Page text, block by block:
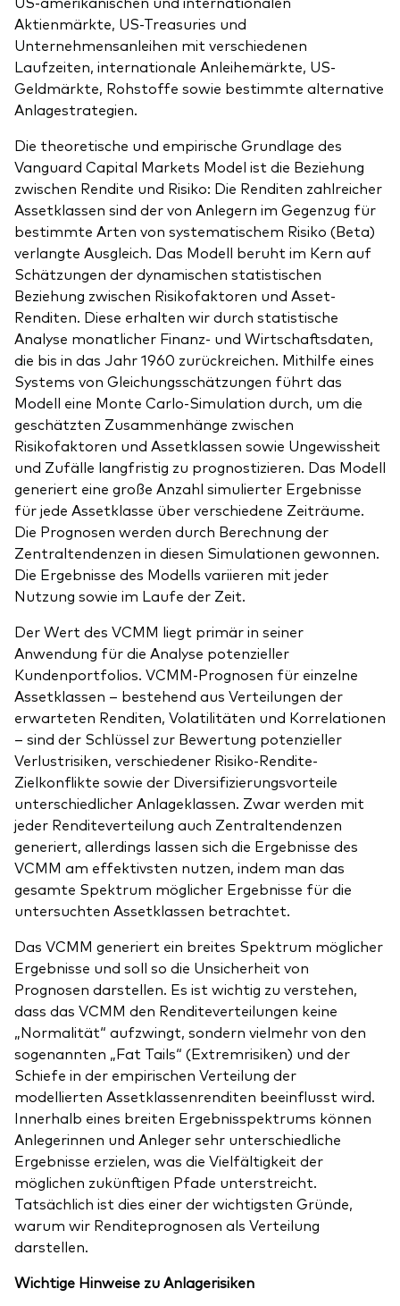
Aktienmärkte, US-Treasuries und
Unternehmensanleihen mit verschiedenen
Laufzeiten, internationale Anleihemärkte, US-
Geldmärkte, Rohstoffe sowie bestimmte alternative
Anlagestrategien.
Die theoretische und empirische Grundlage des
Vanguard Capital Markets Model ist die Beziehung
zwischen Rendite und Risiko: Die Renditen zahlreicher
Assetklassen sind der von Anlegern im Gegenzug für
bestimmte Arten von systematischem Risiko (Beta)
verlangte Ausgleich. Das Modell beruht im Kern auf
Schätzungen der dynamischen statistischen
Beziehung zwischen Risikofaktoren und Asset-
Renditen. Diese erhalten wir durch statistische
Analyse monatlicher Finanz- und Wirtschaftsdaten,
die bis in das Jahr 1960 zurückreichen. Mithilfe eines
Systems von Gleichungsschätzungen führt das
Modell eine Monte Carlo-Simulation durch, um die
geschätzten Zusammenhänge zwischen
Risikofaktoren und Assetklassen sowie Ungewissheit
und Zufälle langfristig zu prognostizieren. Das Modell
generiert eine große Anzahl simulierter Ergebnisse
für jede Assetklasse über verschiedene Zeiträume.
Die Prognosen werden durch Berechnung der
Zentraltendenzen in diesen Simulationen gewonnen.
Die Ergebnisse des Modells variieren mit jeder
Nutzung sowie im Laufe der Zeit.
Der Wert des VCMM liegt primär in seiner
Anwendung für die Analyse potenzieller
Kundenportfolios. VCMM-Prognosen für einzelne
Assetklassen – bestehend aus Verteilungen der
erwarteten Renditen, Volatilitäten und Korrelationen
– sind der Schlüssel zur Bewertung potenzieller
Verlustrisiken, verschiedener Risiko-Rendite-
Zielkonflikte sowie der Diversifizierungsvorteile
unterschiedlicher Anlageklassen. Zwar werden mit
jeder Renditeverteilung auch Zentraltendenzen
generiert, allerdings lassen sich die Ergebnisse des
VCMM am effektivsten nutzen, indem man das
gesamte Spektrum möglicher Ergebnisse für die
untersuchten Assetklassen betrachtet.
Das VCMM generiert ein breites Spektrum möglicher
Ergebnisse und soll so die Unsicherheit von
Prognosen darstellen. Es ist wichtig zu verstehen,
dass das VCMM den Renditeverteilungen keine
„Normalität“ aufzwingt, sondern vielmehr von den
sogenannten „Fat Tails“ (Extremrisiken) und der
Schiefe in der empirischen Verteilung der
modellierten Assetklassenrenditen beeinflusst wird.
Innerhalb eines breiten Ergebnisspektrums können
Anlegerinnen und Anleger sehr unterschiedliche
Ergebnisse erzielen, was die Vielfältigkeit der
möglichen zukünftigen Pfade unterstreicht.
Tatsächlich ist dies einer der wichtigsten Gründe,
warum wir Renditeprognosen als Verteilung
darstellen.
Wichtige Hinweise zu Anlagerisiken